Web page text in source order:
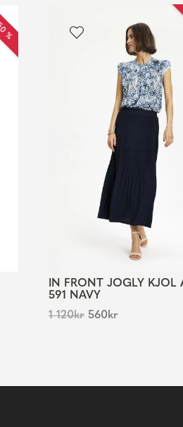
%
IN FRONT JOGLY KJOL
591 NAVY
1 120kr 560kr